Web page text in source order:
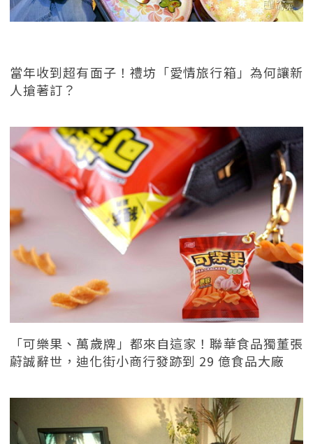
當年收到超有面子！禮坊「愛情旅行箱」為何讓新
人搶著訂？
「可樂果、萬歲牌」都來自這家！聯華食品獨董張
蔚誠辭世，迪化街小商行發跡到 29 億食品大廠